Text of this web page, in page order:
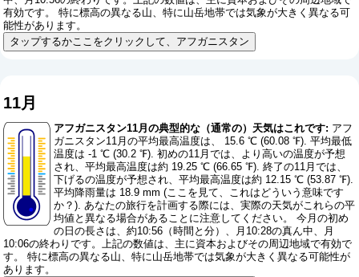
有効です。 特に標高の異なる山、特に山岳地帯では気象が大きく異なる可
能性があります。
タップするかここをクリックして、アフガニスタン
11月
アフガニスタン11月の典型的な（通常の）天気はこれです: アフ
ガニスタン11月の平均最高温度は、 15.6 ℃ (60.08 ℉). 平均最低
温度は -1 ℃ (30.2 ℉). 初めの11月では、より高いの温度が予想
され、平均最高温度は約 19.25 ℃ (66.65 ℉). 終了の11月では、
下げるの温度が予想され、平均最高温度は約 12.15 ℃ (53.87 ℉).
平均降雨量は 18.9 mm (ここを見て、これはどういう意味です
か？). あなたの旅行を計画する際には、実際の天気がこれらの平
均値と異なる場合があることに注意してください。 今月の初め
の日の長さは、約10:56（時間と分）、月10:28の真ん中、月
10:06の終わりです。上記の数値は、主に資本およびその周辺地域で有効で
す。 特に標高の異なる山、特に山岳地帯では気象が大きく異なる可能性が
あります。